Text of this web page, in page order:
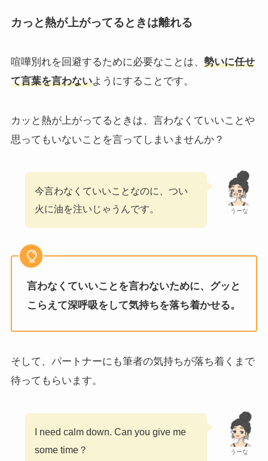
カっと熱が上がってるときは離れる
喧嘩別れを回避するために必要なことは、 勢いに任せ
て言葉を言わないようにすることです。
カッと熱が上がってるときは、言わなくていいことや
思ってもいないことを言ってしまいませんか？
うーな
今言わなくていいことなのに、つい
火に油を注いじゃうんです。
言わなくていいことを言わないために、 グッと
こらえて深呼吸をして気持ちを落ち着かせる。
そして、パートナーにも筆者の気持ちが落ち着くまで
待ってもらいます。
うーな
I need calm down. Can you give me
some time？